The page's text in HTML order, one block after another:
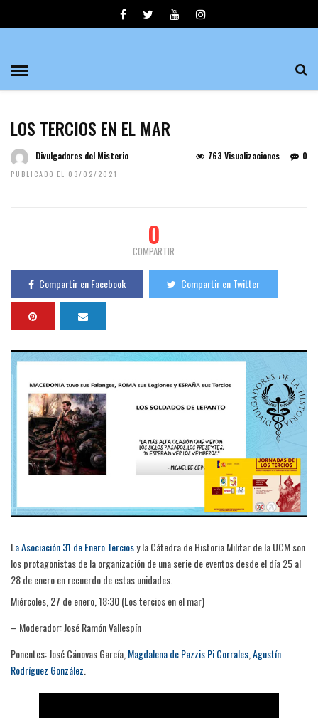
LOS TERCIOS EN EL MAR
Divulgadores del Misterio
PUBLICADO EL 03/02/2021
0
763 Visualizaciones
0
COMPARTIR
Compartir en Facebook Compartir en Twitter
La Asociación 31 de Enero Terciosy la Cátedra de Historia Militar de la UCM son
los protagonistas de la organización de una serie de eventos desde el día 25 al
28 de enero en recuerdo de estas unidades.
Miércoles, 27 de enero, 18:30 (Los tercios en el mar)
– Moderador: José Ramón Vallespín
Ponentes: José Cánovas García, Magdalena de Pazzis Pi Corrales Agustín
Rodríguez González